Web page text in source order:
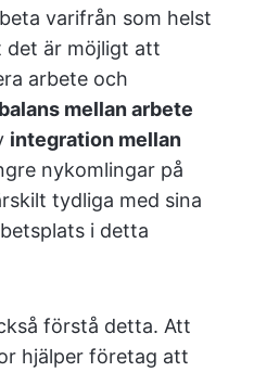
varifrån som helst
det är möjligt att
arbete och
balans mellan arbete
integration mellan
nykomlingar på
tydliga med sina
i detta
förstå detta. Att
hjälper företag att